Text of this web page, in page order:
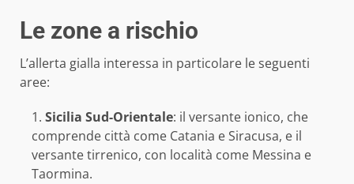
Le zone a rischio
L’allerta gialla interessa in particolare le seguenti
aree:
Sicilia Sud-Orientale: il versante ionico, che
comprende città come Catania e Siracusa, e il
versante tirrenico, con località come Messina e
Taormina.